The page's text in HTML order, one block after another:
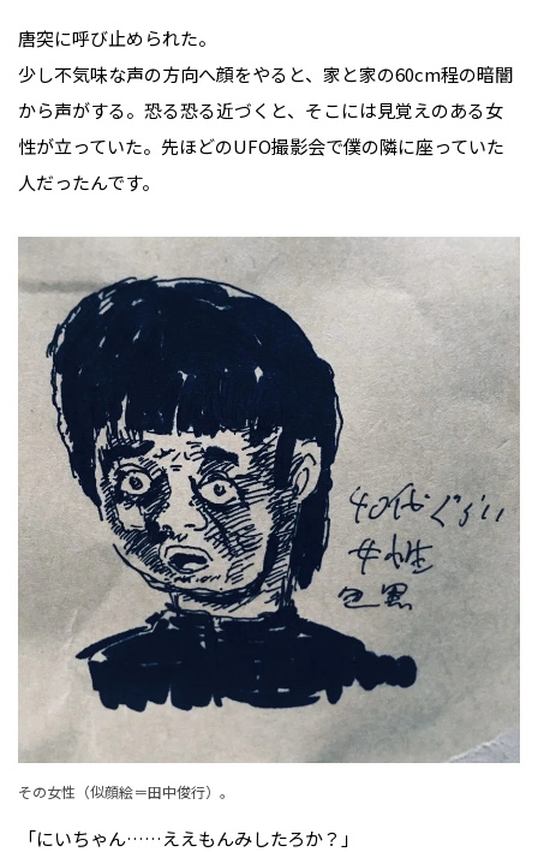
唐突に呼び止められた。
少し不気味な声の方向へ顔をやると、家と家の60cm程の暗闇
から声がする。恐る恐る近づくと、そこには見覚えのある女
性が立っていた。先ほどのUFO撮影会で僕の隣に座っていた
人だったんです。
その女性（似顔絵＝田中俊行）。
「にいちゃん……ええもんみしたろか？」